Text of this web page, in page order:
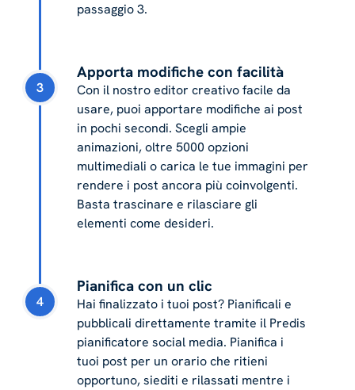
passaggio 3.
3
Apporta modifiche con facilità
Con il nostro editor creativo facile da
usare, puoi apportare modifiche ai post
in pochi secondi. Scegli ampie
animazioni, oltre 5000 opzioni
multimediali o carica le tue immagini per
rendere i post ancora più coinvolgenti.
Basta trascinare e rilasciare gli
elementi come desideri.
4
Pianifica con un clic
Hai finalizzato i tuoi post? Pianificali e
pubblicali direttamente tramite il Predis
pianificatore social media. Pianifica i
tuoi post per un orario che ritieni
opportuno, siediti e rilassati mentre i